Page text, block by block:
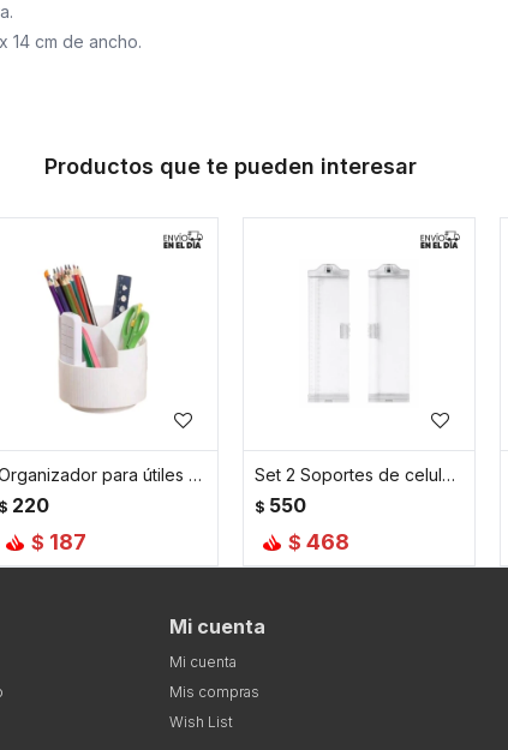
14 cm de ancho.
Productos que te pueden interesar
Organizador para útiles giratorio - Blanco
$ 220
$ 187
Set 2 Soportes de celular para computadora - 8x31cm
$ 550
$ 468
Mi cuenta
Mi cuenta
Mis compras
Wish List